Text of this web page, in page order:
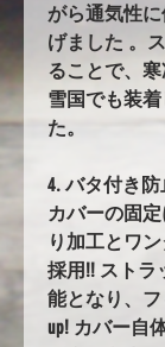
がら通気性
げました 。
ることで、
雪国でも装
た。
4. バタ付き
カバーの固
り加工とワ
採用!! ストラ
能となり、
up! カバー自